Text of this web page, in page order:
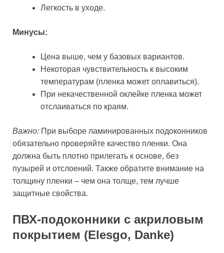
Легкость в уходе.
Минусы:
Цена выше, чем у базовых вариантов.
Некоторая чувствительность к высоким
температурам (пленка может оплавиться).
При некачественной оклейке пленка может
отслаиваться по краям.
Важно: При выборе ламинированных подоконников
обязательно проверяйте качество пленки. Она
должна быть плотно прилегать к основе, без
пузырей и отслоений. Также обратите внимание на
толщину пленки – чем она толще, тем лучше
защитные свойства.
ПВХ-подоконники с акриловым
покрытием (Elesgo, Danke)